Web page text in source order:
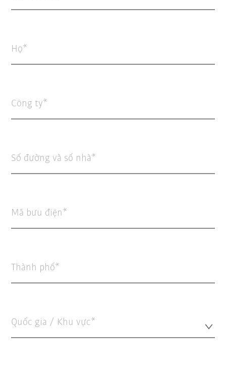
Họ
Công ty
Số đường và số nhà
Mã bưu điện
Thành phố
Quốc gia / Khu vực*